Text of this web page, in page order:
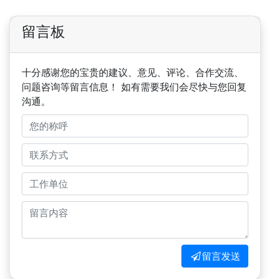
留言板
十分感谢您的宝贵的建议、意见、评论、合作交流、
问题咨询等留言信息！ 如有需要我们会尽快与您回复
沟通。
留言发送